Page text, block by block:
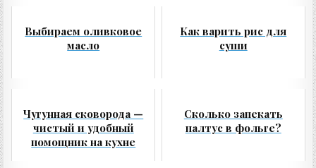
Выбираем оливковое
масло
Как варить рис для
суши
Чугунная сковорода —
чистый и удобный
помощник на кухне
Сколько запекать
палтус в фольге?